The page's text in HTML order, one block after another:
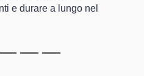
e durare a lungo nel